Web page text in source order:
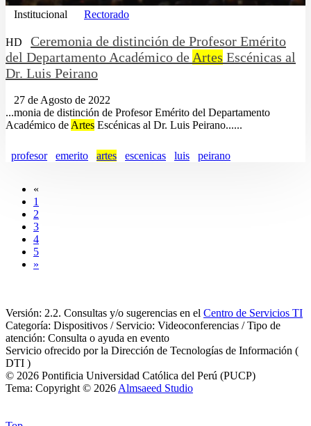
Institucional Rectorado
HD
Ceremonia de distinción de Profesor Emérito
del Departamento Académico de Artes Escénicas al
Dr. Luis Peirano
27 de Agosto de 2022
...monia de distinción de Profesor Emérito del Departamento
Académico de Artes Escénicas al Dr. Luis Peirano......
profesor emerito artes escenicas luis peirano
«
1
2
3
4
5
»
Versión: 2.2. Consultas y/o sugerencias en el Centro de Servicios TI
Categoría: Dispositivos / Servicio: Videoconferencias / Tipo de
atención: Consulta o ayuda en evento
Servicio ofrecido por la Dirección de Tecnologías de Información (
DTI )
© 2026 Pontificia Universidad Católica del Perú (PUCP)
Tema: Copyright © 2026 Almsaeed Studio